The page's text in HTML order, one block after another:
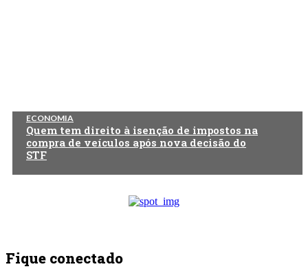
ECONOMIA
Quem tem direito à isenção de impostos na
compra de veículos após nova decisão do
STF
Fique conectado